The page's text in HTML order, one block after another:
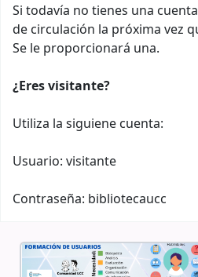
Si todavía no tienes una
de circulación la próxima vez
Se le proporcionará una.
¿Eres visitante?
Utiliza la siguiene cuenta:
Usuario: visitante
Contraseña: bibliotecaucc